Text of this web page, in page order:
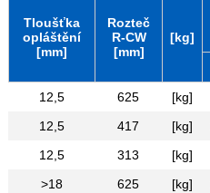
Tloušťka
opláštění
[mm]
Rozteč
R-CW
[mm]
[kg]
12,5 625 [kg]
12,5
417 [kg]
12,5
313 [kg]
>18
625 [kg]